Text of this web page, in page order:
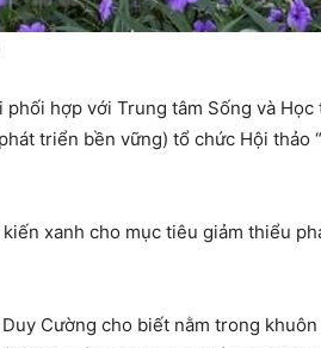
hợp với Trung tâm Sống và
triển bền vững) tổ chức Hội thảo
xanh cho mục tiêu giảm thiểu
Cường cho biết nằm trong